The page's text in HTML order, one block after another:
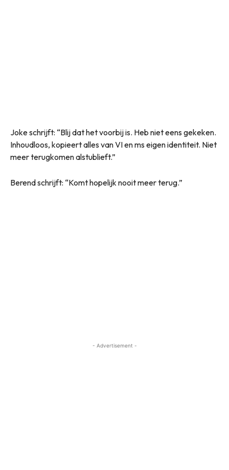
Joke schrijft: “Blij dat het voorbij is. Heb niet eens gekeken.
Inhoudloos, kopieert alles van VI en ms eigen identiteit. Niet
meer terugkomen alstublieft.”
Berend schrijft: “Komt hopelijk nooit meer terug.”
- Advertisement -